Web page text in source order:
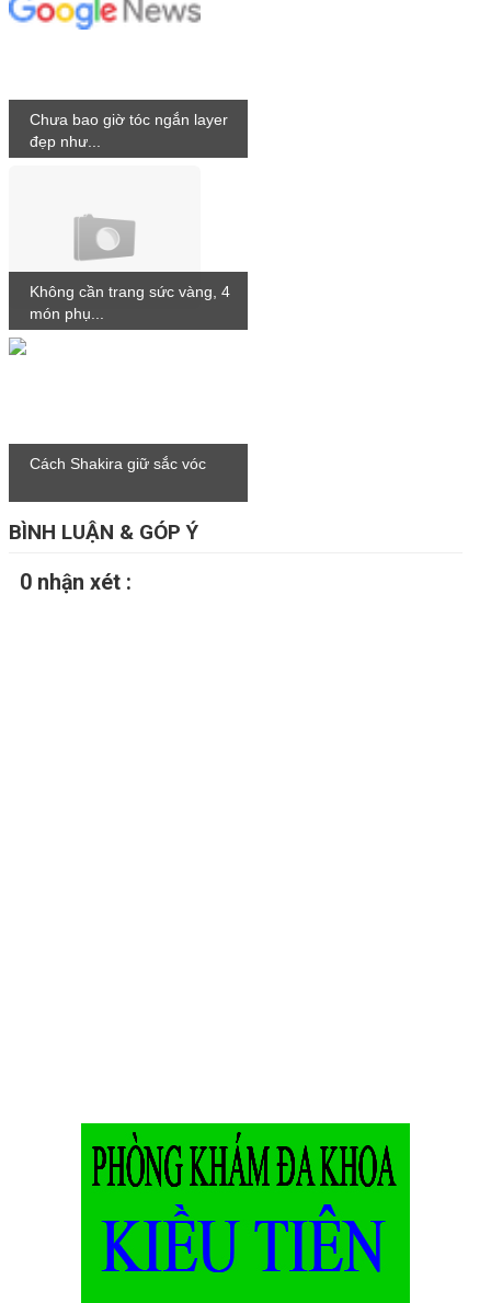
Chưa bao giờ tóc ngắn layer
đẹp như...
Không cần trang sức vàng, 4
món phụ...
Cách Shakira giữ sắc vóc
BÌNH LUẬN & GÓP Ý
0 nhận xét :